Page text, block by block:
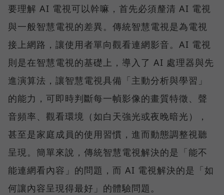
要理解 AI 電視可以幹嘛，首先必須釐清 AI 電視
與一般智慧電視的差異。傳統智慧電視是為電視
接上網路，讓使用者單向觀看連網影音。AI 電視
則是在智慧電視的基礎上，導入了 AI 處理器與先
進演算法，讓智慧電視具備「主動分析與學習」
的能力，可即時判斷每一幀影像的畫質特徵、聲
音頻率、觀看環境（如白天強光或夜晚暗光），
甚至是家庭成員的使用習慣，進而動態調整視聽
呈現。簡單來說，傳統智慧電視解決的是「能不
能連網看內容」的問題，而 AI 電視解決的是「如
何讓內容呈現得最好」的體驗問題。